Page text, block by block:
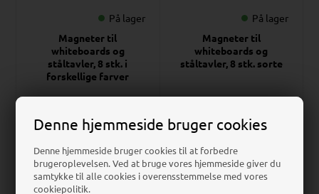
Denne hjemmeside bruger cookies
Denne hjemmeside bruger cookies til at forbedre
brugeroplevelsen. Ved at bruge vores hjemmeside giver du
samtykke til alle cookies i overensstemmelse med vores
cookiepolitik.
På lager
Magneter til
whiteboards og
ståltavler, 8 stk. i
forskellige farver
30,25 DKK
Pris v/ 1 stk., 33,63
På lager
Magneter til
whiteboards og
ståltavler, 8 stk. sorte
DKK
Pris v/ 1 stk., 33,63